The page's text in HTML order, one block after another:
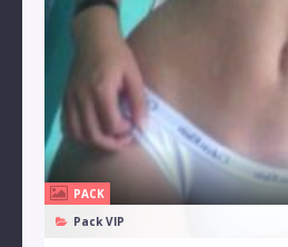
PACK
Pack VIP